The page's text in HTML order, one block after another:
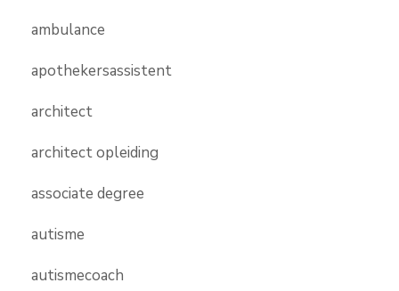
ambulance
apothekersassistent
architect
architect opleiding
associate degree
autisme
autismecoach